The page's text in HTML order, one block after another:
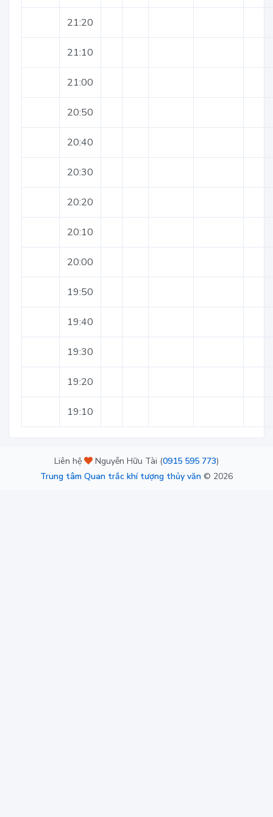
21:20
21:10
21:00
20:50
20:40
20:30
20:20
20:10
20:00
19:50
19:40
19:30
19:20
19:10
Liên hệ Nguyễn Hữu Tài (0915 595 773)
Trung tâm Quan trắc khí tượng thủy văn © 2026